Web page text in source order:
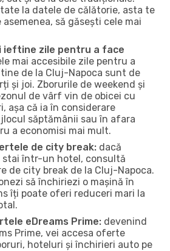
la datele de călătorie, asta te
să găsești cele mai
ieftine zile pentru a face
mai accesibile zile pentru a
de la Cluj-Napoca sunt de
și joi. Zborurile de weekend și
de vârf vin de obicei cu
așa că ia în considerare
săptămânii sau în afara
a economisi mai mult.
de city break: dacă
stai într-un hotel, consultă
de city break de la Cluj-Napoca.
să închiriezi o mașină în
îți poate oferi reduceri mari la
eDreams Prime: devenind
Prime, vei accesa oferte
hoteluri și închirieri auto pe